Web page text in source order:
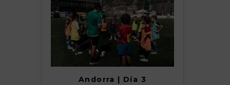
Andorra | Día 3